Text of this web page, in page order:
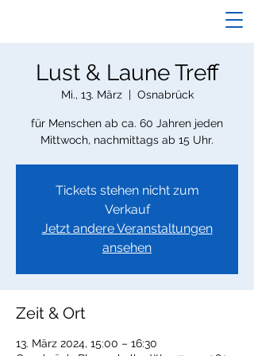
Lust & Laune Treff
Mi., 13. März
  |
Osnabrück
für Menschen ab ca. 60 Jahren jeden
Mittwoch, nachmittags ab 15 Uhr.
Tickets stehen nicht zum
Verkauf
Jetzt andere Veranstaltungen
ansehen
Zeit & Ort
13. März 2024, 15:00 – 16:30